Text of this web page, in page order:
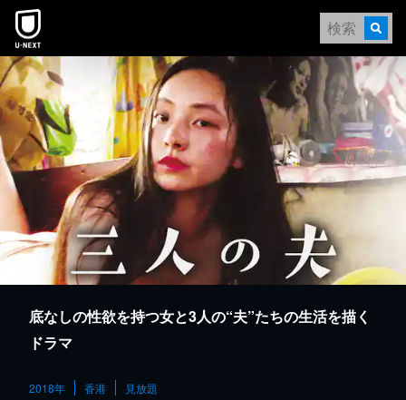
本文へスキップ
底なしの性欲を持つ女と3人の“夫”たちの生活を描く
ドラマ
2018年 香港 見放題